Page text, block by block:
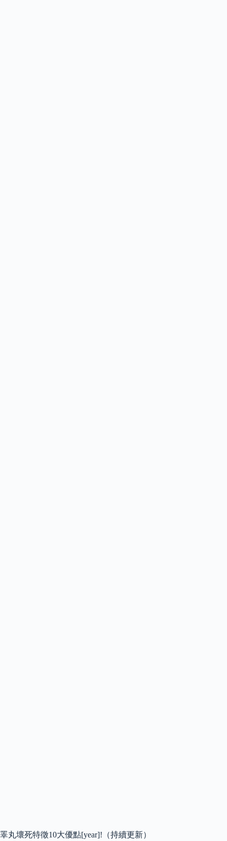
睪丸壞死特徵10大優點[year]!（持續更新）